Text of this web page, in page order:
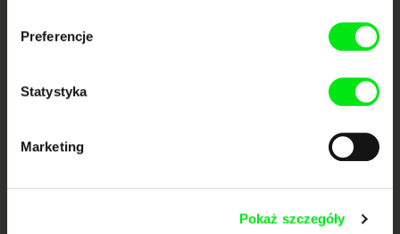
Preferencje
Statystyka
Marketing
Pokaż szczegóły
CPH:DOX DOK Leipzig